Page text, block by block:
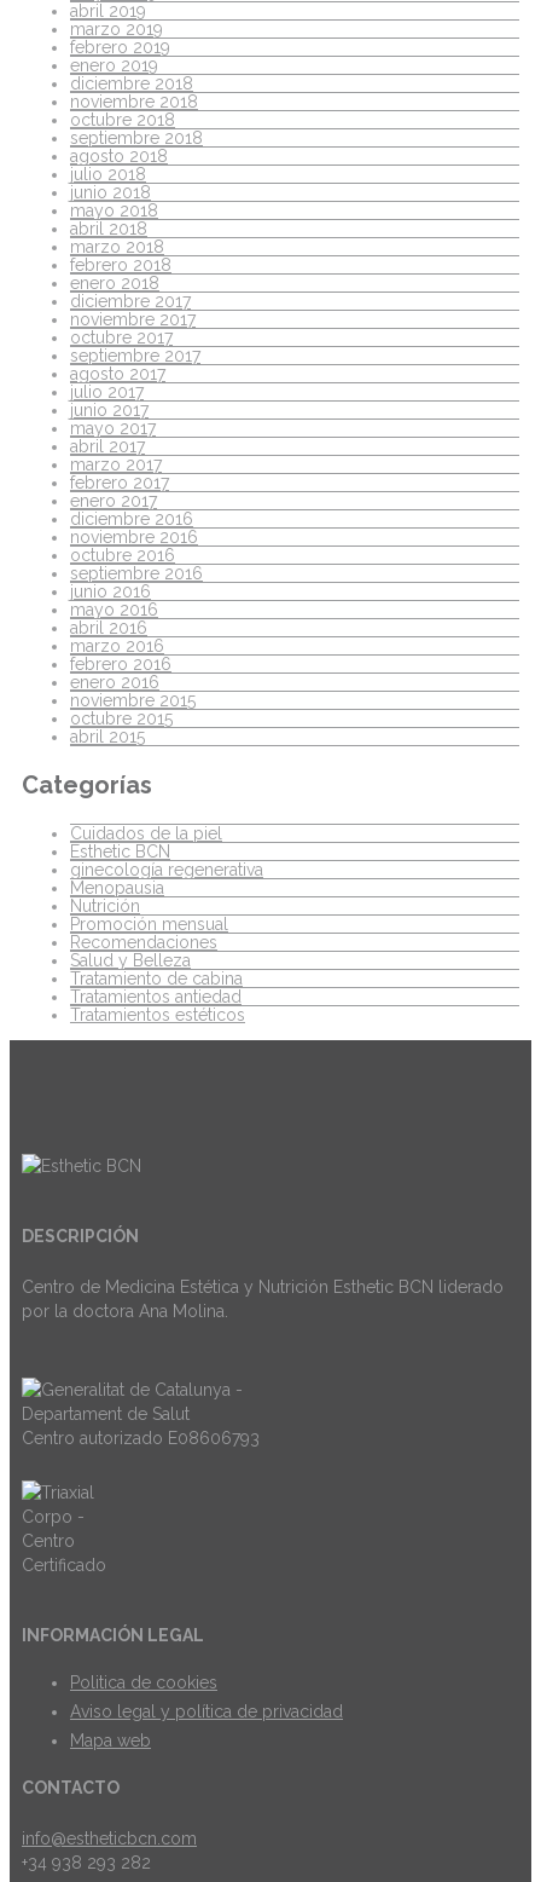
abril 2019
marzo 2019
febrero 2019
enero 2019
diciembre 2018
noviembre 2018
octubre 2018
septiembre 2018
agosto 2018
julio 2018
junio 2018
mayo 2018
abril 2018
marzo 2018
febrero 2018
enero 2018
diciembre 2017
noviembre 2017
octubre 2017
septiembre 2017
agosto 2017
julio 2017
junio 2017
mayo 2017
abril 2017
marzo 2017
febrero 2017
enero 2017
diciembre 2016
noviembre 2016
octubre 2016
septiembre 2016
junio 2016
mayo 2016
abril 2016
marzo 2016
febrero 2016
enero 2016
noviembre 2015
octubre 2015
abril 2015
Categorías
Cuidados de la piel
Esthetic BCN
ginecología regenerativa
Menopausia
Nutrición
Promoción mensual
Recomendaciones
Salud y Belleza
Tratamiento de cabina
Tratamientos antiedad
Tratamientos estéticos
DESCRIPCIÓN
Centro de Medicina Estética y Nutrición Esthetic BCN liderado
por la doctora Ana Molina.
Centro autorizado E08606793
INFORMACIÓN LEGAL
Politica de cookies
Aviso legal y política de privacidad
Mapa web
CONTACTO
info@estheticbcn.com
+34 938 293 282